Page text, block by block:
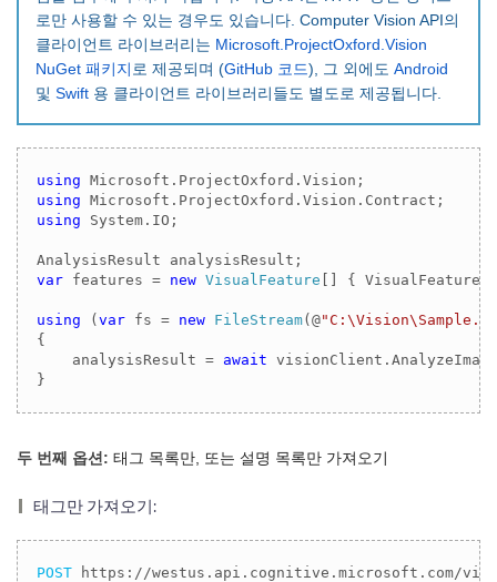
로만 사용할 수 있는 경우도 있습니다. Computer Vision API의
클라이언트 라이브러리는 Microsoft.ProjectOxford.Vision
NuGet 패키지 로 제공되며 (GitHub 코드), 그 외에도 Android
및 Swift 용 클라이언트 라이브러리들도 별도로 제공됩니다.
using
using
using System.IO;
var features = new VisualFeature [] {
using (var fs = new FileStream(@
{
    analysisResult =
await
}
두 번째 옵션: 태그 목록만, 또는 설명 목록만 가져오기
태그만 가져오기:
POST https://westus.api.cognitive.microsoft.com/